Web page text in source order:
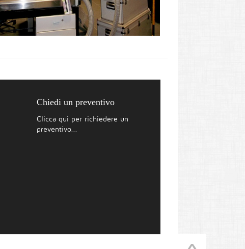
Chiedi un preventivo
Clicca qui per richiedere un
preventivo...